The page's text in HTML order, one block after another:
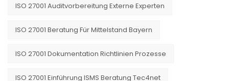
ISO 27001 Auditvorbereitung Externe Experten
ISO 27001 Beratung Für Mittelstand Bayern
ISO 27001 Dokumentation Richtlinien Prozesse
ISO 27001 Einführung ISMS Beratung Tec4net